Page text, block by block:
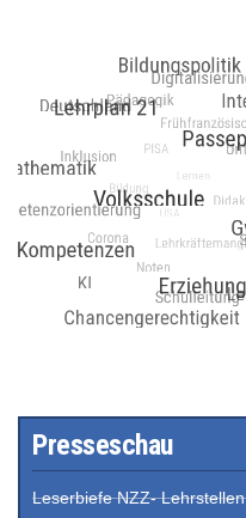
Presseschau
Leserbiefe NZZ- Lehrstellen